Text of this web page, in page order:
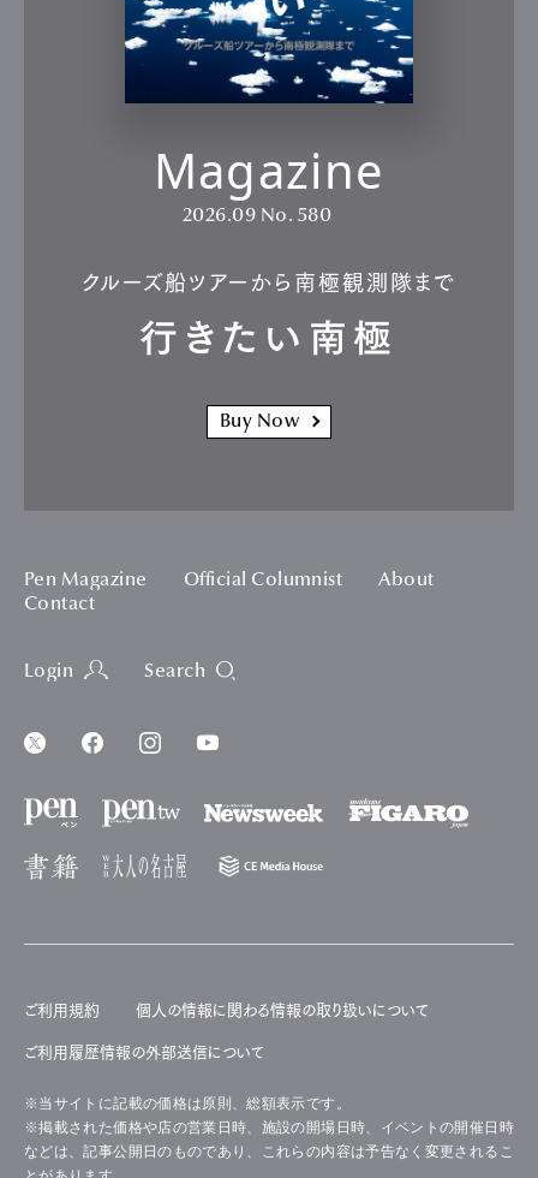
Magazine
2026.09 No. 580
クルーズ船ツアーから南極観測隊まで
行きたい南極
Buy Now
Pen Magazine Official Columnist
About
Contact
Login Search
ご利用規約 個人の情報に関わる情報の取り扱いについて
ご利用履歴情報の外部送信について
※当サイトに記載の価格は原則、総額表示です。
※掲載された価格や店の営業日時、施設の開場日時、イベントの開催日時
などは、記事公開日のものであり、これらの内容は予告なく変更されるこ